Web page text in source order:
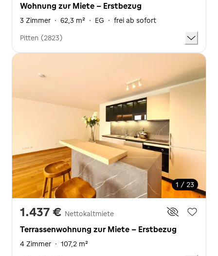
Wohnung zur Miete - Erstbezug
3 Zimmer · 62,3 m² · EG · frei ab sofort
Pitten (2823)
1 / 23
1.437 € Nettokaltmiete
Terrassenwohnung zur Miete - Erstbezug
4 Zimmer · 107,2 m²